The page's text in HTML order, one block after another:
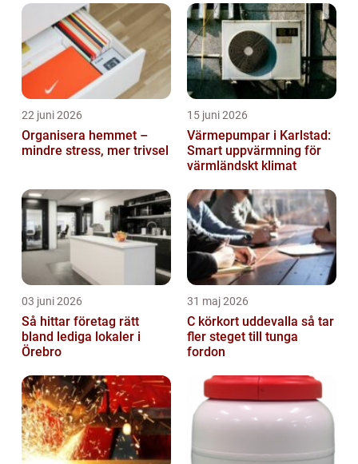
22 juni 2026
Organisera hemmet –
mindre stress, mer trivsel
15 juni 2026
Värmepumpar i Karlstad:
Smart uppvärmning för
värmländskt klimat
03 juni 2026
Så hittar företag rätt
bland lediga lokaler i
Örebro
31 maj 2026
C körkort uddevalla så tar
fler steget till tunga
fordon